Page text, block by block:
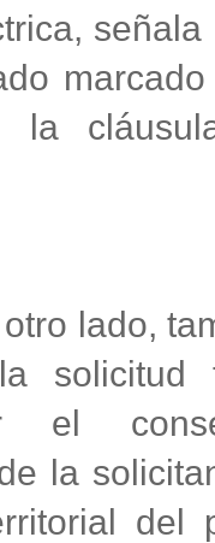
lado,
el
la
del